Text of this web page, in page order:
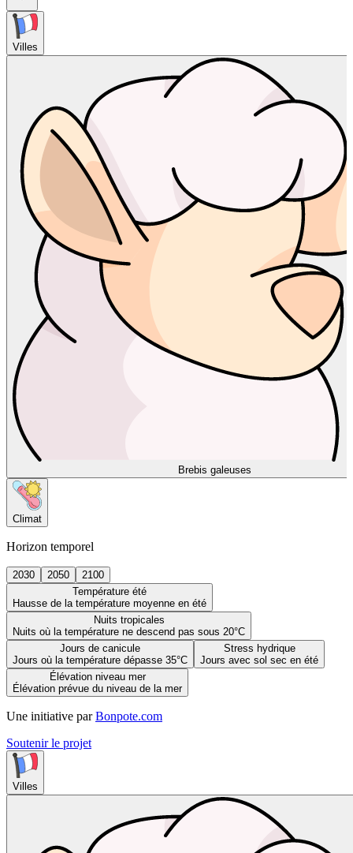
Villes
Brebis galeuses
Climat
Horizon temporel
2030 2050
2100
Température été
Hausse de la température moyenne en été
Nuits tropicales
Nuits où la température ne descend pas sous 20°C
Jours de canicule
Jours où la température dépasse 35°C
Stress hydrique
Jours avec sol sec en été
Élévation niveau mer
Élévation prévue du niveau de la mer
Une initiative par Bonpote.com
Soutenir le projet
Villes